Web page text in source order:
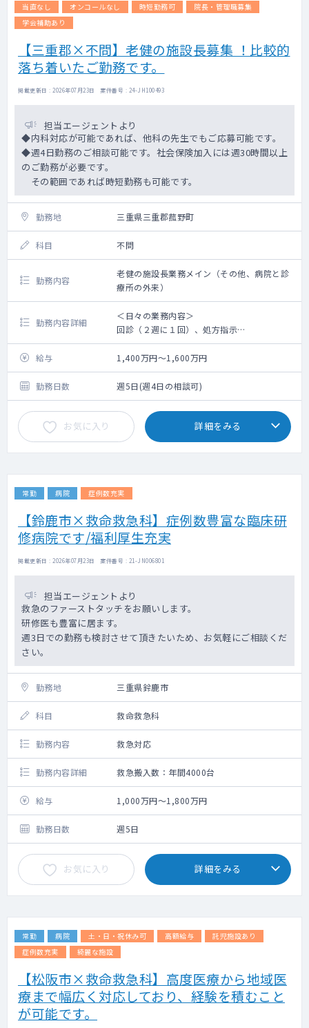
当直なし
オンコールなし 時短勤務可
院長・管理職募集
学会補助あり
【三重郡×不問】老健の施設長募集 ！比較的
落ち着いたご勤務です。
掲載更新日 : 2026年07月23日 案件番号 : 24-JH100493
担当エージェントより
◆内科対応が可能であれば、他科の先生でもご応募可能です。
◆週4日勤務のご相談可能です。社会保険加入には週30時間以上
のご勤務が必要です。
その範囲であれば時短勤務も可能です。
勤務地 三重県三重郡菰野町
科目 不問
勤務内容
老健の施設長業務メイン（その他、病院と診
療所の外来）
勤務内容詳細
＜日々の業務内容＞
回診（２週に１回）、処方指示
体調不良者の診察
新規入所者の診察
デイケア利用者の体調不良者診察
デイケア利用者の各種計画書及びその他書類
の確認とサイン
デイケア利用者の担当者会議出席
入所利用者の各種計画書及び業務上の書類確
認
入所判定会議の出席
他科受診、退所時の診療情報提供書の作成
給与 1,400万円～1,600万円
勤務日数 週5日(週4日の相談可)
お気に入り 詳細をみる
常勤 病院 症例数充実
【鈴鹿市×救命救急科】症例数豊富な臨床研
修病院です/福利厚生充実
掲載更新日 : 2026年07月23日 案件番号 : 21-JN006801
担当エージェントより
救急のファーストタッチをお願いします。
研修医も豊富に居ます。
週3日での勤務も検討させて頂きたいため、お気軽にご相談くだ
さい。
勤務地 三重県鈴鹿市
科目 救命救急科
勤務内容 救急対応
勤務内容詳細 救急搬入数：年間4000台
給与 1,000万円～1,800万円
勤務日数 週5日
お気に入り 詳細をみる
常勤 病院 土・日・祝休み可 高額給与
託児施設あり
症例数充実
綺麗な施設
【松阪市×救命救急科】高度医療から地域医
療まで幅広く対応しており、経験を積むこと
が可能です。